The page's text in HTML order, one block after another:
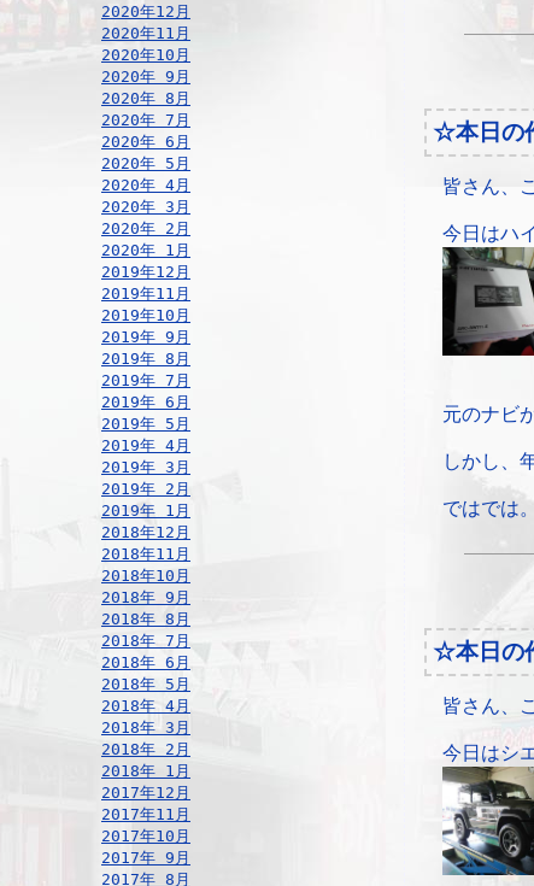
2020年12月
2020年11月
2020年10月
2020年 9月
2020年 8月
2020年 7月
2020年 6月
2020年 5月
2020年 4月
2020年 3月
2020年 2月
2020年 1月
2019年12月
2019年11月
2019年10月
2019年 9月
2019年 8月
2019年 7月
2019年 6月
2019年 5月
2019年 4月
2019年 3月
2019年 2月
2019年 1月
2018年12月
2018年11月
2018年10月
2018年 9月
2018年 8月
2018年 7月
2018年 6月
2018年 5月
2018年 4月
2018年 3月
2018年 2月
2018年 1月
2017年12月
2017年11月
2017年10月
2017年 9月
2017年 8月
☆本日の
皆さん、
今日はハ
元のナビ
しかし、
ではでは。
☆本日の
皆さん、
今日はシ